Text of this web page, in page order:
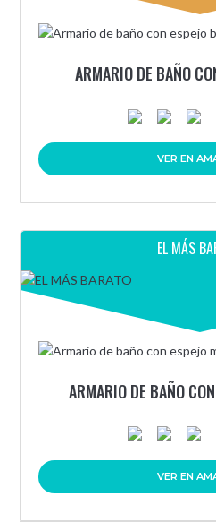
ARMARIO DE BAÑO
VER EN
EL MÁS
ARMARIO DE BAÑO
VER EN